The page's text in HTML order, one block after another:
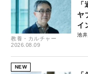
教養・カルチャー
2026.08.09
ヤ
イ
池
NEW